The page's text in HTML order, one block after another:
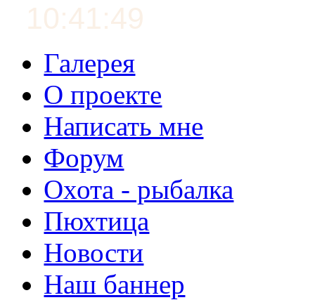
10:41:50
Галерея
О проекте
Написать мне
Форум
Охота - рыбалка
Пюхтица
Новости
Наш баннер